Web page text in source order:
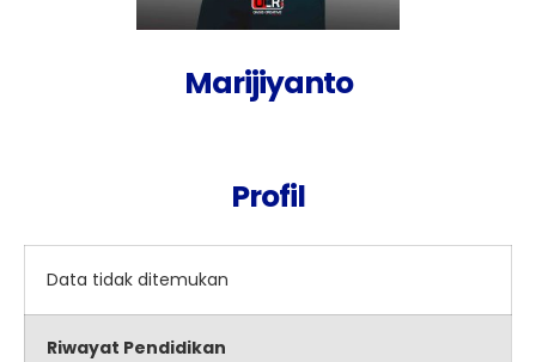
Marijiyanto
Profil
Data tidak ditemukan
Riwayat Pendidikan